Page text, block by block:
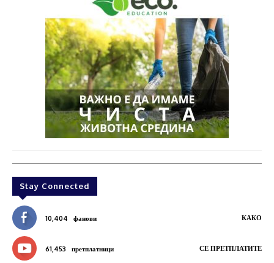
Stay Connected
10,404 фанови КАКО
61,453 претплатници СЕ ПРЕТПЛАТИТЕ